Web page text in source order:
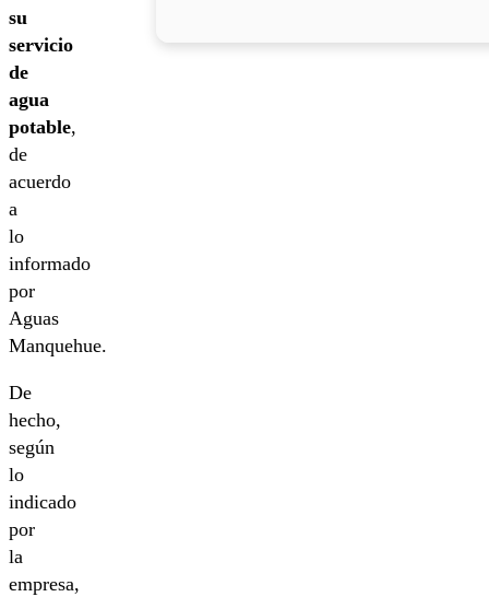
su
servicio
de
agua
potable,
de
acuerdo
a
lo
informado
por
Aguas
Manquehue.
De
hecho,
según
lo
indicado
por
la
empresa,